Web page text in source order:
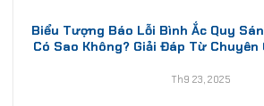
Biểu Tượng Báo Lỗi Bình Ắc Quy
Có Sao Không? Giải Đáp Từ Chuyên
Th9 23, 2025